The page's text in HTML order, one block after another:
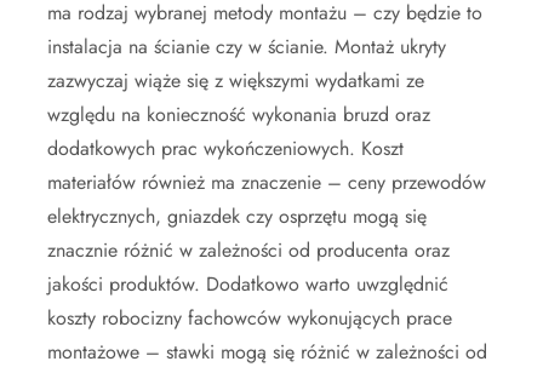
ma rodzaj wybranej metody montażu – czy będzie to
instalacja na ścianie czy w ścianie. Montaż ukryty
zazwyczaj wiąże się z większymi wydatkami ze
względu na konieczność wykonania bruzd oraz
dodatkowych prac wykończeniowych. Koszt
materiałów również ma znaczenie – ceny przewodów
elektrycznych, gniazdek czy osprzętu mogą się
znacznie różnić w zależności od producenta oraz
jakości produktów. Dodatkowo warto uwzględnić
koszty robocizny fachowców wykonujących prace
montażowe – stawki mogą się różnić w zależności od